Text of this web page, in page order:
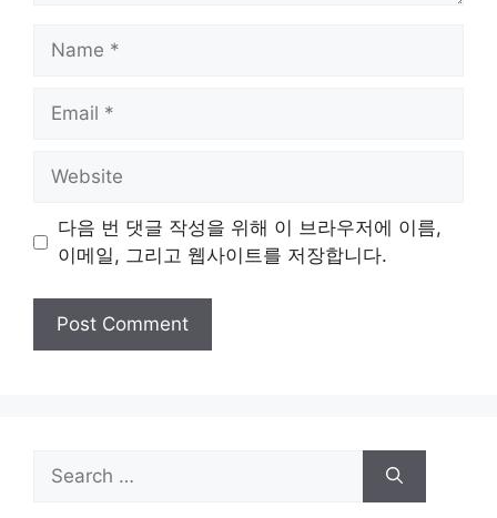
Name
Email
Website
다음 번 댓글 작성을 위해 이 브라우저에 이름,
이메일, 그리고 웹사이트를 저장합니다.
for: